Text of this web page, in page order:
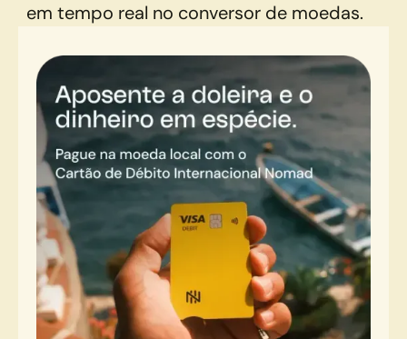
em tempo real no conversor de moedas.